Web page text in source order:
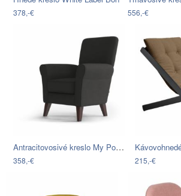
378,-€ 556,-€
Antracitovosivé kreslo My Pop Design…
358,-€ 215,-€